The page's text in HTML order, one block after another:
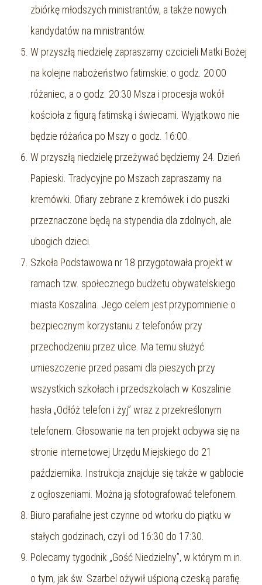
zbiórkę młodszych ministrantów, a także nowych
kandydatów na ministrantów.
W przyszłą niedzielę zapraszamy czcicieli Matki Bożej
na kolejne nabożeństwo fatimskie: o godz. 20:00
różaniec, a o godz. 20:30 Msza i procesja wokół
kościoła z figurą fatimską i świecami. Wyjątkowo nie
będzie różańca po Mszy o godz. 16:00.
W przyszłą niedzielę przeżywać będziemy 24. Dzień
Papieski. Tradycyjne po Mszach zapraszamy na
kremówki. Ofiary zebrane z kremówek i do puszki
przeznaczone będą na stypendia dla zdolnych, ale
ubogich dzieci.
Szkoła Podstawowa nr 18 przygotowała projekt w
ramach tzw. społecznego budżetu obywatelskiego
miasta Koszalina. Jego celem jest przypomnienie o
bezpiecznym korzystaniu z telefonów przy
przechodzeniu przez ulice. Ma temu służyć
umieszczenie przed pasami dla pieszych przy
wszystkich szkołach i przedszkolach w Koszalinie
hasła „Odłóż telefon i żyj” wraz z przekreślonym
telefonem. Głosowanie na ten projekt odbywa się na
stronie internetowej Urzędu Miejskiego do 21
października. Instrukcja znajduje się także w gablocie
z ogłoszeniami. Można ją sfotografować telefonem.
Biuro parafialne jest czynne od wtorku do piątku w
stałych godzinach, czyli od 16:30 do 17:30.
Polecamy tygodnik „Gość Niedzielny”, w którym m.in.
o tym, jak św. Szarbel ożywił uśpioną czeską parafię.